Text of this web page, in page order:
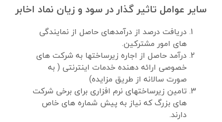
سایر عوامل تاثیر گذار در سود و زیان نماد اخابر
دریافت درصد از درآمدهای حاصل از نمایندگی
های امور مشترکین.
درآمد حاصل از اجاره زیرساختها به شرکت های
خصوصی ارائه دهنده خدمات اینترنتی ( به
صورت سالانه از طریق مزایده)
تامین زیرساختهای نرم افزاری برای برخی شرکت
های بزرگ که نیاز به پیش شماره های خاص
دارند.